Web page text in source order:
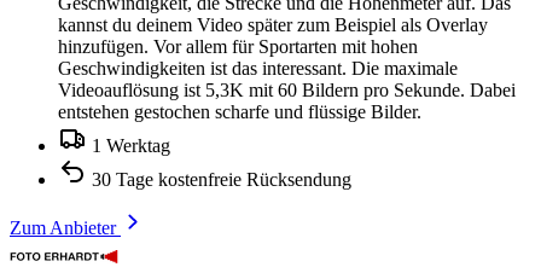
kannst du deinem Video später zum Beispiel als Overlay
hinzufügen. Vor allem für Sportarten mit hohen
Geschwindigkeiten ist das interessant. Die maximale
Videoauflösung ist 5,3K mit 60 Bildern pro Sekunde. Dabei
entstehen gestochen scharfe und flüssige Bilder.
1 Werktag
30 Tage kostenfreie Rücksendung
Zum Anbieter